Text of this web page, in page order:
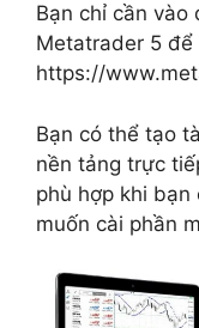
Bạn chỉ cần vào
Metatrader 5
https://
Bạn có thể tạo
nền tảng trực
phù hợp khi bạn
muốn cài phần